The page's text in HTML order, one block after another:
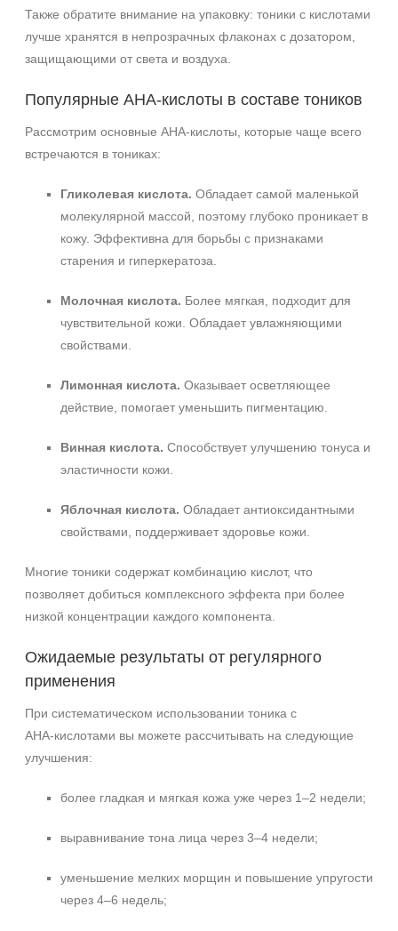
Также обратите внимание на упаковку: тоники с кислотами
лучше хранятся в непрозрачных флаконах с дозатором,
защищающими от света и воздуха.
Популярные AHA‑кислоты в составе тоников
Рассмотрим основные AHA‑кислоты, которые чаще всего
встречаются в тониках:
Гликолевая кислота. Обладает самой маленькой
молекулярной массой, поэтому глубоко проникает в
кожу. Эффективна для борьбы с признаками
старения и гиперкератоза.
Молочная кислота. Более мягкая, подходит для
чувствительной кожи. Обладает увлажняющими
свойствами.
Лимонная кислота. Оказывает осветляющее
действие, помогает уменьшить пигментацию.
Винная кислота. Способствует улучшению тонуса и
эластичности кожи.
Яблочная кислота. Обладает антиоксидантными
свойствами, поддерживает здоровье кожи.
Многие тоники содержат комбинацию кислот, что
позволяет добиться комплексного эффекта при более
низкой концентрации каждого компонента.
Ожидаемые результаты от регулярного
применения
При систематическом использовании тоника с
AHA‑кислотами вы можете рассчитывать на следующие
улучшения:
более гладкая и мягкая кожа уже через 1–2 недели;
выравнивание тона лица через 3–4 недели;
уменьшение мелких морщин и повышение упругости
через 4–6 недель;